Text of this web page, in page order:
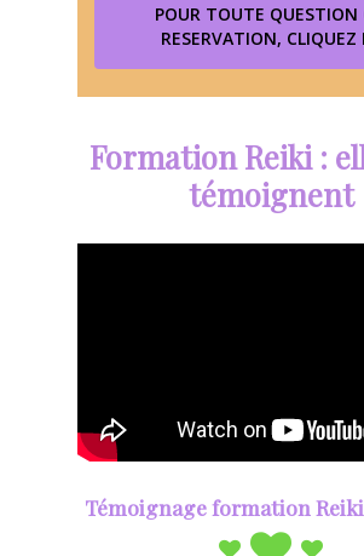
POUR TOUTE QUESTION
RESERVATION, CLIQUEZ
Formation Reiki :
témoignent
Témoignage formation